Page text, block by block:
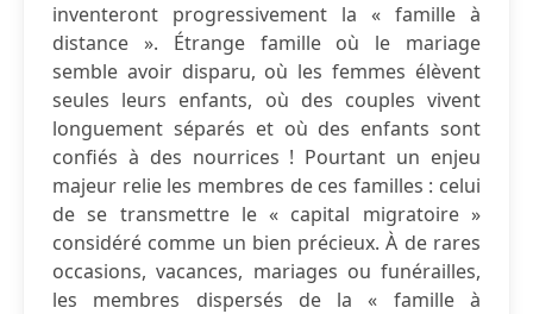
inventeront progressivement la « famille à
distance ». Étrange famille où le mariage
semble avoir disparu, où les femmes élèvent
seules leurs enfants, où des couples vivent
longuement séparés et où des enfants sont
confiés à des nourrices ! Pourtant un enjeu
majeur relie les membres de ces familles : celui
de se transmettre le « capital migratoire »
considéré comme un bien précieux. À de rares
occasions, vacances, mariages ou funérailles,
les membres dispersés de la « famille à